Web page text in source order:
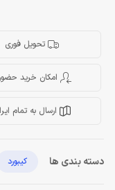
تحویل فوری
امکان خرید
ارسال به تمام
دسته بندی ها کیبورد